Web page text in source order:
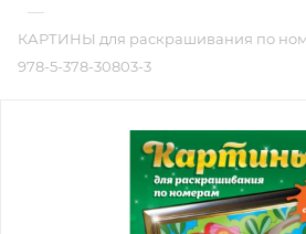
—
КАРТИНЫ для раскрашивания по
978-5-378-30803-3